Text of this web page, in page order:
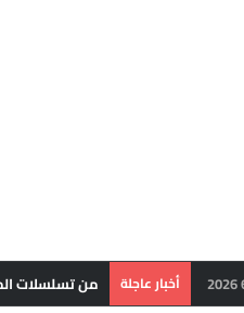
أخبار عاجلة